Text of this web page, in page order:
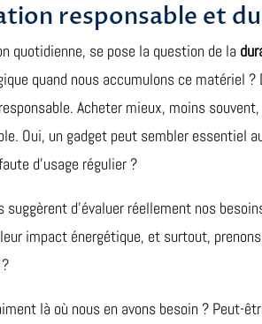
responsable et
quotidienne, se pose la question de la
quand nous accumulons ce matériel
Acheter mieux, moins
Oui, un gadget peut sembler essentiel
d’usage régulier ?
suggèrent d’évaluer réellement nos
impact énergétique, et surtout,
là où nous en avons besoin ? Peut-